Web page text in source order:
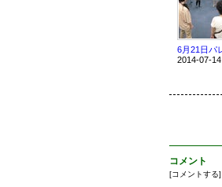
2014-07-14
コメント
[コメントする]